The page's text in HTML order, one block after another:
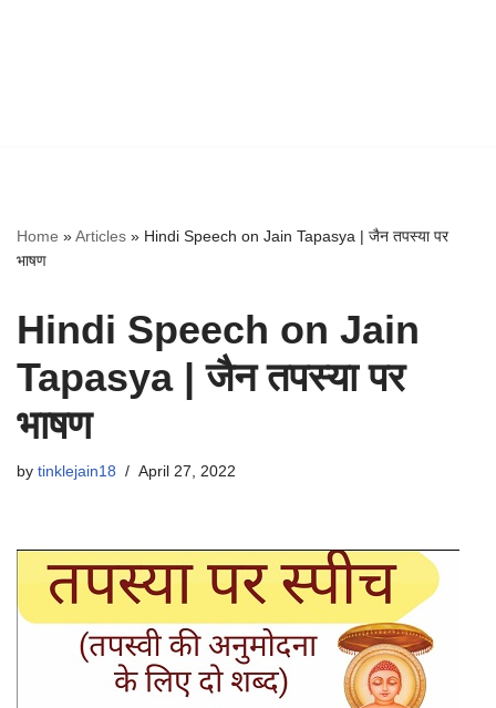
Home »Articles » Hindi Speech on Jain Tapasya | जैन तपस्या पर
भाषण
Hindi Speech on Jain
Tapasya | जैन तपस्या पर
भाषण
by tinklejain18 April 27, 2022